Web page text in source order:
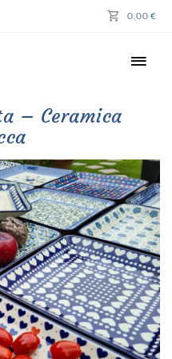
0,00 €
– Ceramica